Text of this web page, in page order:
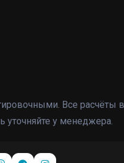
Все расчёты
уточняйте у менеджера.